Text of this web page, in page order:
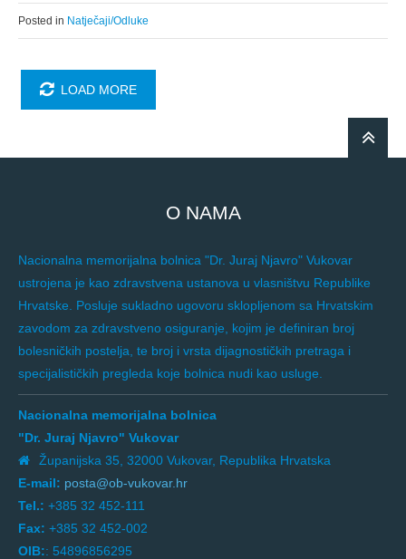
Posted in Natječaji/Odluke
LOAD MORE
O NAMA
Nacionalna memorijalna bolnica "Dr. Juraj Njavro" Vukovar
ustrojena je kao zdravstvena ustanova u vlasništvu Republike
Hrvatske. Posluje sukladno ugovoru sklopljenom sa Hrvatskim
zavodom za zdravstveno osiguranje, kojim je definiran broj
bolesničkih postelja, te broj i vrsta dijagnostičkih pretraga i
specijalističkih pregleda koje bolnica nudi kao usluge.
Nacionalna memorijalna bolnica
"Dr. Juraj Njavro" Vukovar
Županijska 35, 32000 Vukovar, Republika Hrvatska
E-mail: posta@ob-vukovar.hr
Tel.: +385 32 452-111
Fax: +385 32 452-002
OIB:: 54896856295